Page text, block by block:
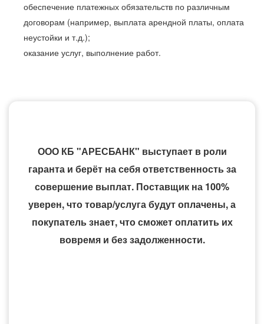
обеспечение платежных обязательств по различным
договорам (например, выплата арендной платы, оплата
неустойки и т.д.);
оказание услуг, выполнение работ.
ООО КБ "АРЕСБАНК" выступает в роли
гаранта и берёт на себя ответственность за
совершение выплат. Поставщик на 100%
уверен, что товар/услуга будут оплачены, а
покупатель знает, что сможет оплатить их
вовремя и без задолженности.